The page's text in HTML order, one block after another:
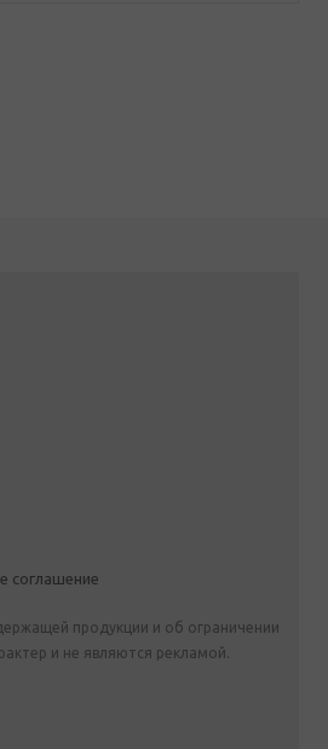
соглашение
продукции и об ограничении
и не являются рекламой.